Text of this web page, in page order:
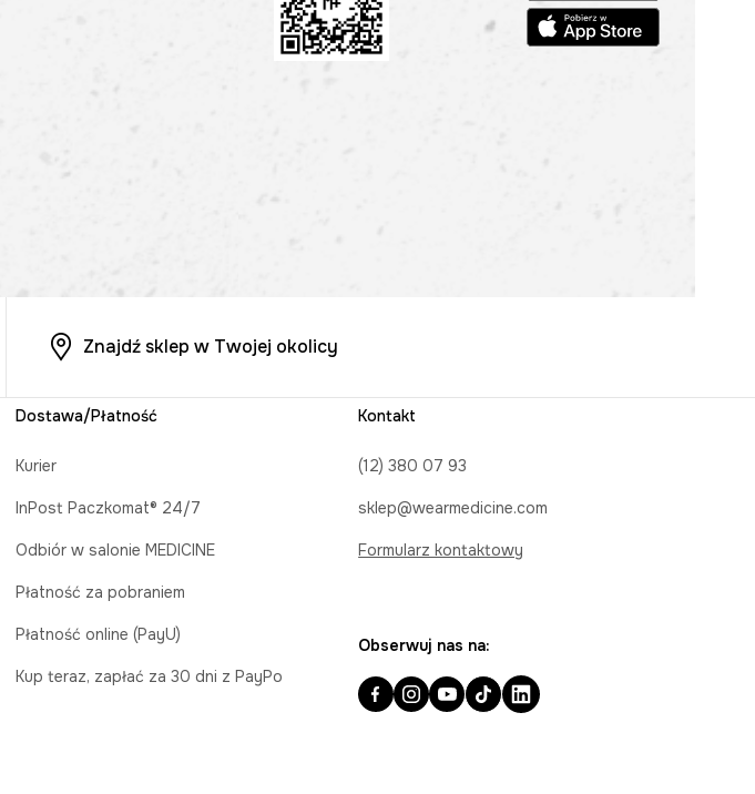
Znajdź sklep w Twojej okolicy
Dostawa/Płatność
Kurier
InPost Paczkomat® 24/7
Odbiór w salonie MEDICINE
Płatność za pobraniem
Płatność online (PayU)
Kup teraz, zapłać za 30 dni z PayPo
Kontakt
(12) 380 07 93
sklep@wearmedicine.com
Formularz kontaktowy
Obserwuj nas na: